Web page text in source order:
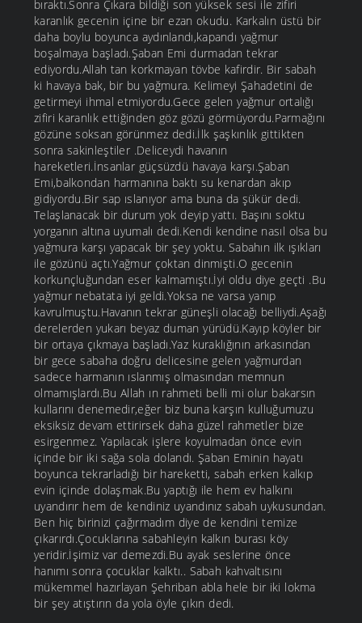
bıraktı.Sonra Çıkara bildiği son yüksek sesi ile zifiri
karanlık gecenin içine bir ezan okudu. Karkalın üstü bir
daha boylu boyunca aydınlandı,kapandı yağmur
boşalmaya başladı.Şaban Emi durmadan tekrar
ediyordu.Allah tan korkmayan tövbe kafirdir. Bir sabah
ki havaya bak, bir bu yağmura. Kelimeyi Şahadetini de
getirmeyi ihmal etmiyordu.Gece gelen yağmur ortalığı
zifiri karanlık ettiğinden göz gözü görmüyordu.Parmağını
gözüne soksan görünmez dedi.İlk şaşkınlık gittikten
sonra sakinleştiler .Deliceydi havanın
hareketleri.İnsanlar güçsüzdü havaya karşı.Şaban
Emi,balkondan harmanına baktı su kenardan akıp
gidiyordu.Bir sap ıslanıyor ama buna da şükür dedi.
Telaşlanacak bir durum yok deyip yattı. Başını soktu
yorganın altına uyumalı dedi.Kendi kendine nasıl olsa bu
yağmura karşı yapacak bir şey yoktu. Sabahın ilk ışıkları
ile gözünü açtı.Yağmur çoktan dinmişti.O gecenin
korkunçluğundan eser kalmamıştı.İyi oldu diye geçti .Bu
yağmur nebatata iyi geldi.Yoksa ne varsa yanıp
kavrulmuştu.Havanın tekrar güneşli olacağı belliydi.Aşağı
derelerden yukarı beyaz duman yürüdü.Kayıp köyler bir
bir ortaya çıkmaya başladı.Yaz kuraklığının arkasından
bir gece sabaha doğru delicesine gelen yağmurdan
sadece harmanın ıslanmış olmasından memnun
olmamışlardı.Bu Allah ın rahmeti belli mi olur bakarsın
kullarını denemedir,eğer biz buna karşın kulluğumuzu
eksiksiz devam ettirirsek daha güzel rahmetler bize
esirgenmez. Yapılacak işlere koyulmadan önce evin
içinde bir iki sağa sola dolandı. Şaban Eminin hayatı
boyunca tekrarladığı bir hareketti, sabah erken kalkıp
evin içinde dolaşmak.Bu yaptığı ile hem ev halkını
uyandırır hem de kendiniz uyandınız sabah uykusundan.
Ben hiç birinizi çağırmadım diye de kendini temize
çıkarırdı.Çocuklarına sabahleyin kalkın burası köy
yeridir.İşimiz var demezdi.Bu ayak seslerine önce
hanımı sonra çocuklar kalktı.. Sabah kahvaltısını
mükemmel hazırlayan Şehriban abla hele bir iki lokma
bir şey atıştırın da yola öyle çıkın dedi.